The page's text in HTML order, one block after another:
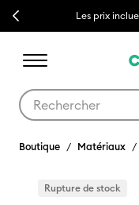
Previous Les prix
Boutique Matériaux
Rupture de stock